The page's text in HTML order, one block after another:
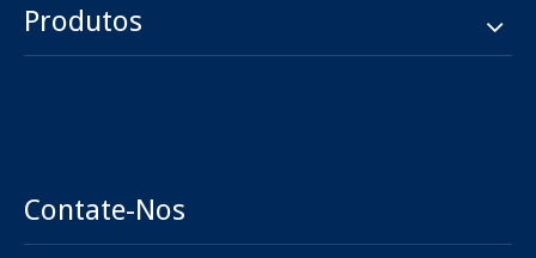
Produtos
Contate-Nos